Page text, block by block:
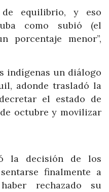
de equilibrio, y eso
como subió (el
porcentaje menor”,
indígenas un diálogo
adonde trasladó la
el estado de
octubre y movilizar
la decisión de los
finalmente a
rechazado su